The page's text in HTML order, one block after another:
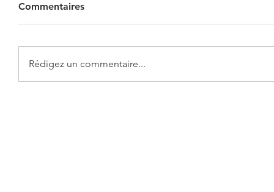
Commentaires
Rédigez un commentaire...